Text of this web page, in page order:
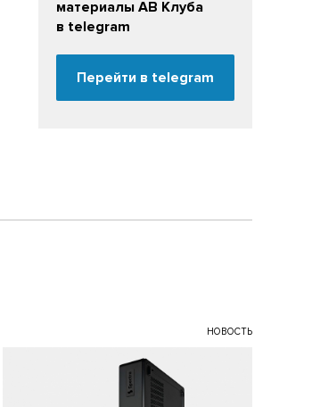
материалы АВ Клуба
в telegram
Перейти в telegram
НОВОСТЬ